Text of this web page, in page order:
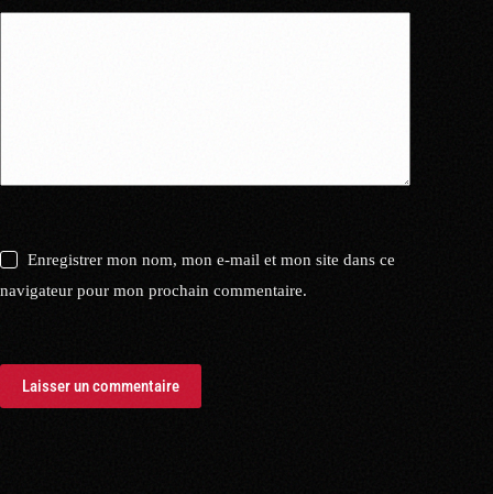
Enregistrer mon nom, mon e-mail et mon site dans ce
navigateur pour mon prochain commentaire.
Laisser un commentaire